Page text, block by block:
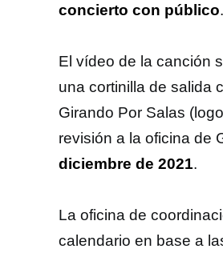
concierto con público.
El vídeo de la canción
una cortinilla de salida
Girando Por Salas
revisión a la oficina de
diciembre de 2021.
La oficina de
calendario en base a